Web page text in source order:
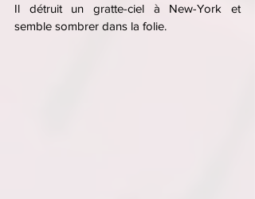
Il détruit un gratte-ciel à New-York et
semble sombrer dans la folie.